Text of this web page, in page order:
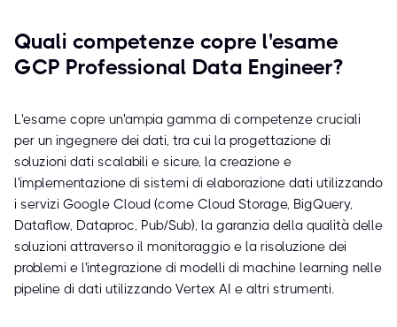
Quali competenze copre l'esame
GCP Professional Data Engineer?
L'esame copre un'ampia gamma di competenze cruciali
per un ingegnere dei dati, tra cui la progettazione di
soluzioni dati scalabili e sicure, la creazione e
l'implementazione di sistemi di elaborazione dati utilizzando
i servizi Google Cloud (come Cloud Storage, BigQuery,
Dataflow, Dataproc, Pub/Sub), la garanzia della qualità delle
soluzioni attraverso il monitoraggio e la risoluzione dei
problemi e l'integrazione di modelli di machine learning nelle
pipeline di dati utilizzando Vertex AI e altri strumenti.